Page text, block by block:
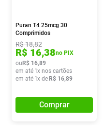
Puran T4 25mcg 30
Comprimidos
R$18,82
R$ 16,38no PIX
ou R$ 16,89
em até 1x nos cartões
em até 1x de R$ 16,89
Comprar